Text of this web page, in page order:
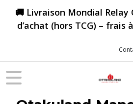
🚚 Livraison Mondial Relay
d’achat (hors TCG) – frais